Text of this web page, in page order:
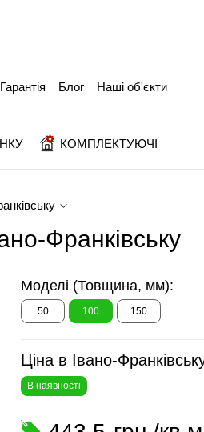
КОМПЛЕКТУЮЧІ
Гарантія Блог Наші об'єкти
Франківську
Моделі (Товщина, мм):
50 100 150
Ціна в Івано-
В наявності